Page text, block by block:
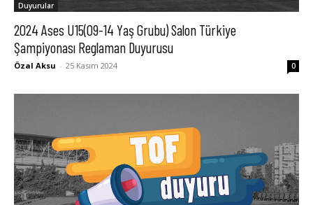
Duyurular
2024 Ases U15(09-14 Yaş Grubu) Salon Türkiye
Şampiyonası Reglaman Duyurusu
Özal Aksu - 25 Kasım 2024 0